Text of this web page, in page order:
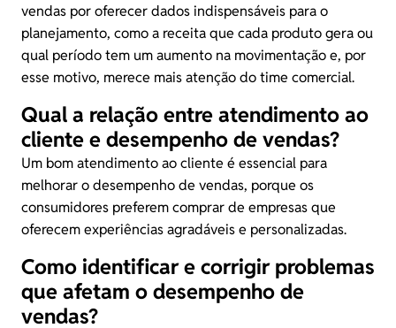
vendas por oferecer dados indispensáveis para o
planejamento, como a receita que cada produto gera ou
qual período tem um aumento na movimentação e, por
esse motivo, merece mais atenção do time comercial.
Qual a relação entre atendimento ao
cliente e desempenho de vendas?
Um bom atendimento ao cliente é essencial para
melhorar o desempenho de vendas, porque os
consumidores preferem comprar de empresas que
oferecem experiências agradáveis e personalizadas.
Como identificar e corrigir problemas
que afetam o desempenho de
vendas?